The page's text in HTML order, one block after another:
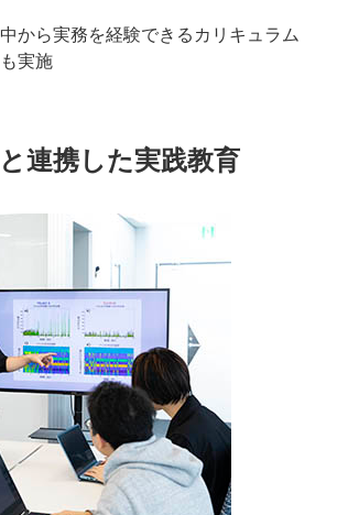
から実務を経験できるカリキュラム
実施
連携した実践教育